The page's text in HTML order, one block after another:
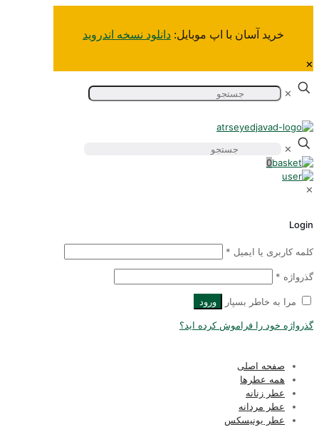
خرید آسان‌ با اپ موبایل: دانلود نسخه اندروید
✕
✕
✕
0
✕
Login
کلمه کاربری یا ایمیل *
گذرواژه *
مرا به خاطر بسپار ورود
گذرواژه خود را فراموش کرده اید؟
صفحه اصلی
همه عطرها
عطر زنانه
عطر مردانه
عطر یونیسکس